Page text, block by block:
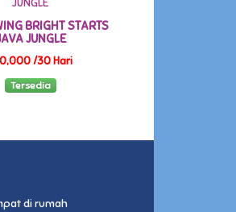
BRIGHT STARTS
JUNGLE
/30 Hari
Tersedia